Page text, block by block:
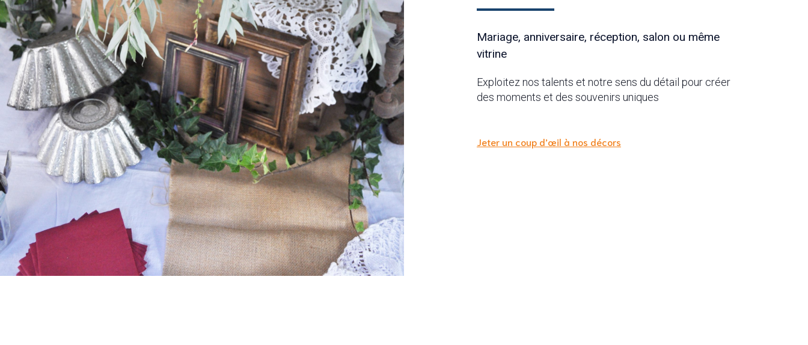
Mariage, anniversaire, réception, salon ou même
vitrine
Exploitez nos talents et notre sens du détail pour créer
des moments et des souvenirs uniques
Jeter un coup d’œil à nos décors